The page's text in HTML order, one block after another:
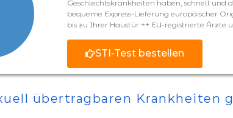
Geschlechtskrankheiten haben, schnell und
bequeme Express-Lieferung europäischer
bis zu Ihrer Haustür ++ EU-registrierte Ärzte
STI-Test bestellen
übertragbaren Krankheiten